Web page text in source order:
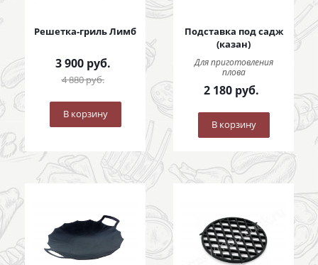
Решетка-гриль Лимб
3 900руб.
4 880руб.
В корзину
Подставка под садж
(казан)
Для приготовления
плова
2 180руб.
В корзину